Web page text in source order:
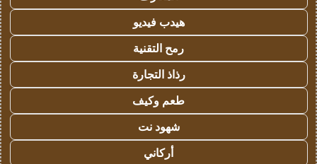
هيدب فيديو
رمح التقنية
رذاذ التجارة
طعم وكيف
شهود نت
أركاني